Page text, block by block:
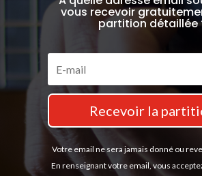
vous recevoir
partition détaillée
Recevoir la
Votre email ne sera jamais donné ou
En renseignant votre email, vous